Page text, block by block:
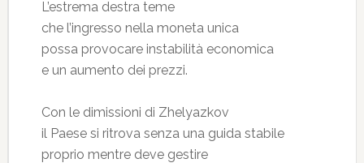
L’estrema destra teme
che l’ingresso nella moneta unica
possa provocare instabilità economica
e un aumento dei prezzi.
Con le dimissioni di Zhelyazkov
il Paese si ritrova senza una guida stabile
proprio mentre deve gestire